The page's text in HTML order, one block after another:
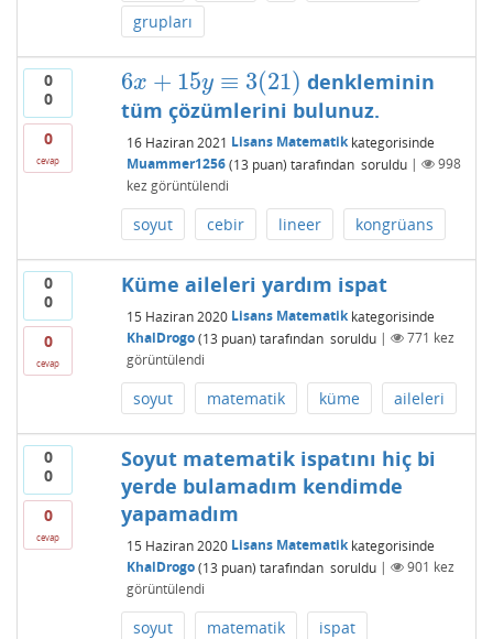
grupları
0
0
0
cevap
6x + 15y ≡ 3(21)
6x+ 15 y≡3(21)
denkleminin
tüm çözümlerini bulunuz.
16 Haziran 2021 Lisans Matematikkategorisinde
Muammer1256 (13 puan) tarafından soruldu |
998
kez görüntülendi
soyut cebir lineer kongrüans
0
0
0
cevap
Küme aileleri yardım ispat
15 Haziran 2020 Lisans Matematikkategorisinde
KhalDrogo (13 puan) tarafından soruldu | 771 kez
görüntülendi
soyut matematik küme aileleri
0
0
0
cevap
Soyut matematik ispatını hiç bi
yerde bulamadım kendimde
yapamadım
15 Haziran 2020 Lisans Matematikkategorisinde
KhalDrogo (13 puan) tarafından soruldu | 901 kez
görüntülendi
soyut matematik ispat